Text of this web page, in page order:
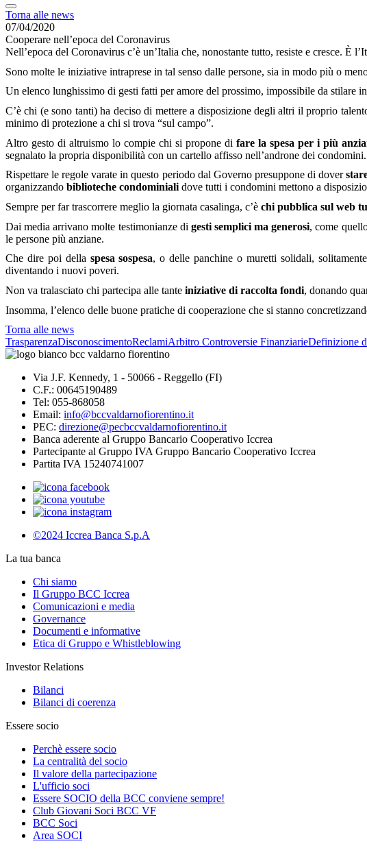
Torna alle news
07/04/2020
Cooperare nell’epoca del Coronavirus
Nell’epoca del Coronavirus c’è un’Italia che, nonostante tutto, resiste e cresce. È
Sono molte le iniziative intraprese in tal senso dalle persone, sia in modo più o
Un elenco lunghissimo di gesti fatti per amore del prossimo, impossibile da stilare
C’è chi (e sono tanti) ha deciso di mettere a disposizione degli altri il proprio
minimo di protezione a chi si trova “sul campo”.
Altro gesto di altruismo lo compie chi si propone difare la spesa per i più
segnalato la propria disponibilità con un cartello affisso nell’androne dei condomini.
Rispettare le regole varate in questo periodo dal Governo presuppone di dover
organizzando biblioteche condominiali dove tutti i condomini mettono a
Sempre per far trascorrere meglio la giornata casalinga, c’è chi pubblica sul web
Dai media arrivano molte testimonianze di gesti semplici ma generosi, come
le persone più anziane.
Che dire poi della spesa sospesa, o delle panchine o muretti solidali,
diventando i nuovi poveri.
Non va tralasciato chi partecipa alle tante iniziative di raccolta fondi, donando
Insomma, l’elenco delle buone pratiche di cooperazione che si stanno
Torna alle news
TrasparenzaDisconoscimentoReclamiArbitro Controversie FinanziarieDefinizione
Via J.F. Kennedy, 1 - 50066 - Reggello (FI)
C.F.: 00645190489
Tel: 055-868058
Email: info@bccvaldarnofiorentino.it
PEC: direzione@pecbccvaldarnofiorentino.it
Banca aderente al Gruppo Bancario Cooperativo Iccrea
Partecipante al Gruppo IVA Gruppo Bancario Cooperativo Iccrea
Partita IVA 15240741007
©2024 Iccrea Banca S.p.A
La tua banca
Chi siamo
Il Gruppo BCC Iccrea
Comunicazioni e media
Governance
Documenti e informative
Etica di Gruppo e Whistleblowing
Investor Relations
Bilanci
Bilanci di coerenza
Essere socio
Perchè essere socio
La centralità del socio
Il valore della partecipazione
L'ufficio soci
Essere SOCIO della BCC conviene sempre!
Club Giovani Soci BCC VF
BCC Soci
Area SOCI